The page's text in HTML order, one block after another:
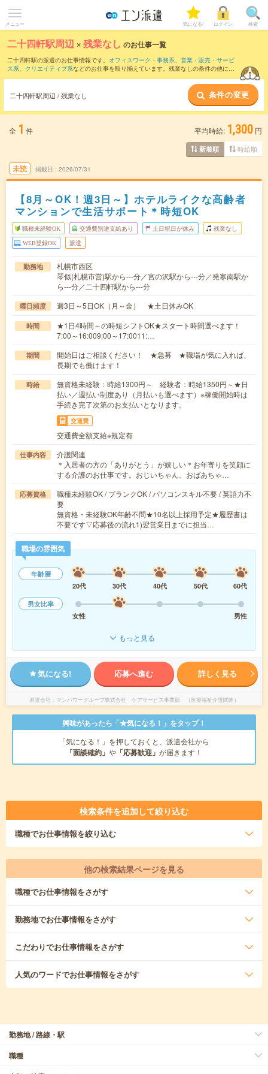
メニュー 気になる! ログイン 検索
二十四軒駅周辺 ×残業なし のお仕事一覧
二十四軒駅の派遣のお仕事情報です。 オフィスワーク・事務系、 営業・販売・サービ
ス系、 クリエイティブ系などのお仕事を取り揃えています。残業なしの条件の他に、
二十四軒駅周辺 / 残業なし 条件の変更
全 1 件 平均時給: 1,300 円
新着順 時給順
未読 掲載日 2026/07/31
【8月～OK！週3日～】ホテルライクな高齢者
マンションで生活サポート＊時短OK
職種未経験OK 交通費別途支給あり 土日祝日が休み 残業なし
WEB登録OK 派遣
勤務地
札幌市西区
琴似(札幌市営)駅から---分／宮の沢駅から---分／発寒南駅か
ら---分／二十四軒駅から---分
曜日頻度 週3日～5日OK（月～金） ★土日休みOK
時間
★1日4時間～の時短シフトOK★スタート時間選べます！
7:00～16:009:00～17:0011:…
期間
開始日はご相談ください！ ★急募 ★職場が気に入れば、
長期でも働けます！
時給
無資格未経験：時給1300円～ 経験者：時給1350円～★日
払い／週払い制度あり（月払いも選べます）※稼働開始時は
手続き完了次第のお支払いとなります。
交通費
交通費全額支給※規定有
仕事内容
介護関連
＊入居者の方の「ありがとう」が嬉しい＊お年寄りを笑顔に
する介護のお仕事です。おじいちゃん、おばあちゃ…
応募資格
職種未経験OK / ブランクOK / パソコンスキル不要 / 英語力不
要
無資格・未経験OK年齢不問★10名以上採用予定★履歴書は
不要です▽応募後の流れ1)翌営業日までに担当…
職場の雰囲気
年齢層
20代
30代 40代 50代
60代
男女比率
女性
男性
もっと見る
気になる! 応募へ進む 詳しく見る
派遣会社 マンパワーグループ株式会社 ケアサービス事業部 （医療福祉介護関連）
興味があったら「★気になる！」をタップ！
「気になる！」を押しておくと、派遣会社から
「面談確約」 や 「応募歓迎」 が届きます！
検索条件を追加して絞り込む
職種でお仕事情報を絞り込む
他の検索結果ページを見る
職種でお仕事情報をさがす
勤務地でお仕事情報をさがす
こだわりでお仕事情報をさがす
人気のワードでお仕事情報をさがす
勤務地 / 路線・駅
職種